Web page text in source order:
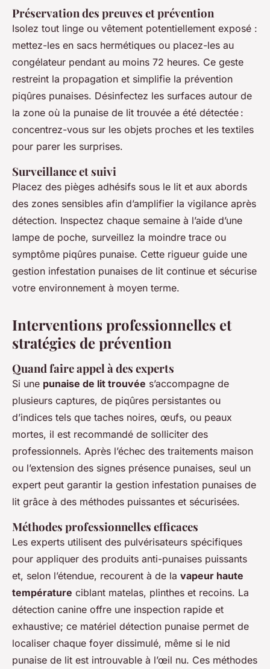
Préservation des preuves et prévention
Isolez tout linge ou vêtement potentiellement exposé :
mettez-les en sacs hermétiques ou placez-les au
congélateur pendant au moins 72 heures. Ce geste
restreint la propagation et simplifie la prévention
piqûres punaises. Désinfectez les surfaces autour de
la zone où la punaise de lit trouvée a été détectée :
concentrez-vous sur les objets proches et les textiles
pour parer les surprises.
Surveillance et suivi
Placez des pièges adhésifs sous le lit et aux abords
des zones sensibles afin d’amplifier la vigilance après
détection. Inspectez chaque semaine à l’aide d’une
lampe de poche, surveillez la moindre trace ou
symptôme piqûres punaise. Cette rigueur guide une
gestion infestation punaises de lit continue et sécurise
votre environnement à moyen terme.
Interventions professionnelles et
stratégies de prévention
Quand faire appel à des experts
Si une punaise de lit trouvée s’accompagne de
plusieurs captures, de piqûres persistantes ou
d’indices tels que taches noires, œufs, ou peaux
mortes, il est recommandé de solliciter des
professionnels. Après l’échec des traitements maison
ou l’extension des signes présence punaises, seul un
expert peut garantir la gestion infestation punaises de
lit grâce à des méthodes puissantes et sécurisées.
Méthodes professionnelles efficaces
Les experts utilisent des pulvérisateurs spécifiques
pour appliquer des produits anti-punaises puissants
et, selon l’étendue, recourent à de la vapeur haute
température ciblant matelas, plinthes et recoins. La
détection canine offre une inspection rapide et
exhaustive; ce matériel détection punaise permet de
localiser chaque foyer dissimulé, même si le nid
punaise de lit est introuvable à l’œil nu. Ces méthodes